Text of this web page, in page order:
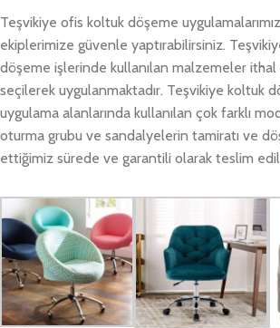
Teşvikiye ofis koltuk döşeme
ekiplerimize güvenle yaptırabilirsiniz.
döşeme işlerinde kullanılan malzemeler
seçilerek uygulanmaktadır. Teşvikiye koltuk
uygulama alanlarında kullanılan çok farklı
oturma grubu ve sandalyelerin tamiratı ve
ettiğimiz sürede ve garantili olarak teslim